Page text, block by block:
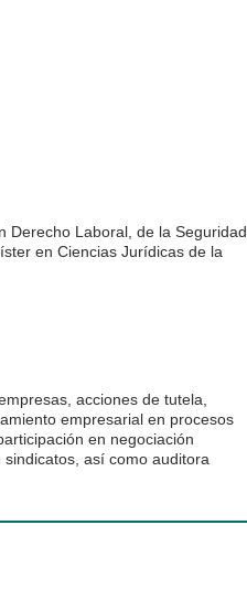
Derecho Laboral, de la Seguridad
en Ciencias Jurídicas de la
acciones de tutela,
empresarial en procesos
en negociación
así como auditora